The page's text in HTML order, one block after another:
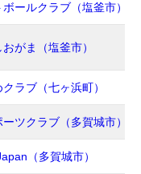
ールクラブ（塩釜市）
がま（塩釜市）
ラブ（七ヶ浜町）
ツクラブ（多賀城市）
（多賀城市）